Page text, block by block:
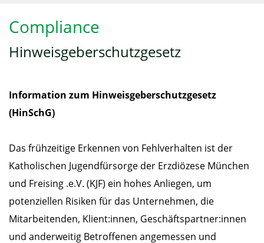
Compliance
Hinweisgeberschutzgesetz
Information zum Hinweisgeberschutzgesetz
(HinSchG)
Das frühzeitige Erkennen von Fehlverhalten ist der
Katholischen Jugendfürsorge der Erzdiözese München
und Freising .e.V. (KJF) ein hohes Anliegen, um
potenziellen Risiken für das Unternehmen, die
Mitarbeitenden, Klient:innen, Geschäftspartner:innen
und anderweitig Betroffenen angemessen und